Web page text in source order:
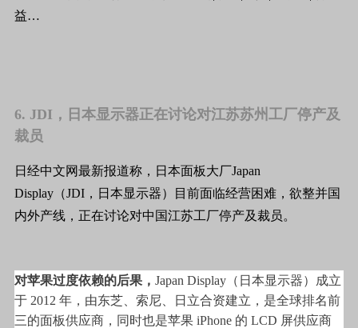
6. JDI，日本显示器正在讨论对江苏苏州工厂停产及
裁员
日经中文网最新报道称，日本面板大厂Japan
Display（JDI，日本显示器）目前面临经营困难，欲整并国
内外产线，正在讨论对中国江苏工厂停产及裁员。
对苹果过度依赖的后果， Japan Display（日本显示器）成立
于 2012 年，由东芝、索尼、日立合资建立，是全球排名前
三的面板供应商，同时也是苹果 iPhone 的 LCD 屏供应商